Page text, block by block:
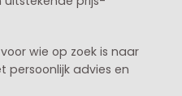
wie op zoek is naar
persoonlijk advies en